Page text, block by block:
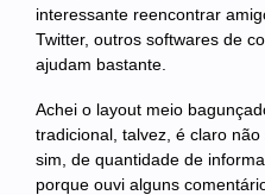
interessante reencontrar
Twitter, outros softwares de
ajudam bastante.
Achei o layout meio
tradicional, talvez, é claro
sim, de quantidade de
porque ouvi alguns